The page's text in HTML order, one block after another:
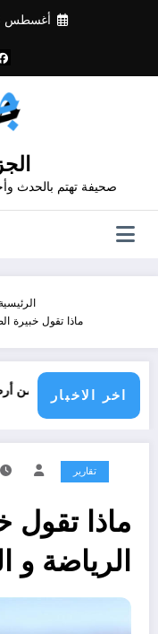
أغسطس 8, 2026
صحيفة تهتم بالحدث
ماذا تقول خبيرة
اخر الاخبار
من أرضه
تقارير
ماذا
الرياضة و